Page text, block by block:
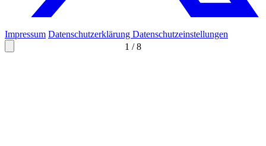
1 /8
Impressum Datenschutzerklärung Datenschutzeinstellungen